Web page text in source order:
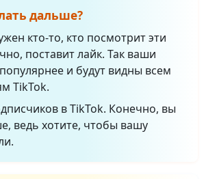
дальше?
кто-то, кто посмотрит эти
поставит лайк. Так ваши
и будут видны всем
TikTok.
в TikTok. Конечно, вы
ведь хотите, чтобы вашу